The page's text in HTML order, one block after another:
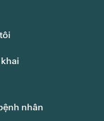
nhân